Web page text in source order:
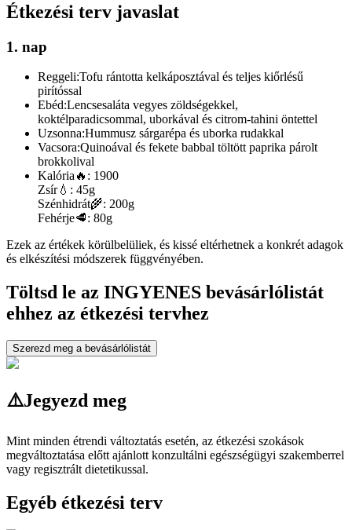
Étkezési terv javaslat
1. nap
Reggeli:Tofu rántotta kelkáposztával és teljes kiőrlésű
pirítóssal
Ebéd:Lencsesaláta vegyes zöldségekkel,
koktélparadicsommal, uborkával és citrom-tahini öntettel
Uzsonna:Hummusz sárgarépa és uborka rudakkal
Vacsora:Quinoával és fekete babbal töltött paprika párolt
brokkolival
Kalória🔥: 1900
Zsír💧: 45g
Szénhidrát🌾: 200g
Fehérje🥩: 80g
Ezek az értékek körülbelüliek, és kissé eltérhetnek a konkrét adagok
és elkészítési módszerek függvényében.
Töltsd le az INGYENES bevásárlólistát
ehhez az étkezési tervhez
Szerezd meg a bevásárlólistát
⚠️Jegyezd meg
Mint minden étrendi változtatás esetén, az étkezési szokások
megváltoztatása előtt ajánlott konzultálni egészségügyi szakemberrel
vagy regisztrált dietetikussal.
Egyéb étkezési terv